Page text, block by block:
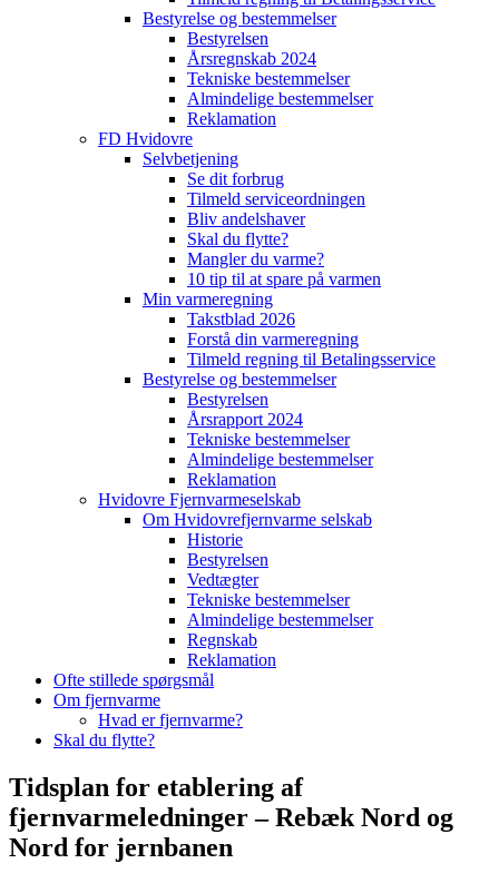
Bestyrelse og bestemmelser
Bestyrelsen
Årsregnskab 2024
Tekniske bestemmelser
Almindelige bestemmelser
Reklamation
FD Hvidovre
Selvbetjening
Se dit forbrug
Tilmeld serviceordningen
Bliv andelshaver
Skal du flytte?
Mangler du varme?
10 tip til at spare på varmen
Min varmeregning
Takstblad 2026
Forstå din varmeregning
Tilmeld regning til Betalingsservice
Bestyrelse og bestemmelser
Bestyrelsen
Årsrapport 2024
Tekniske bestemmelser
Almindelige bestemmelser
Reklamation
Hvidovre Fjernvarmeselskab
Om Hvidovrefjernvarme selskab
Historie
Bestyrelsen
Vedtægter
Tekniske bestemmelser
Almindelige bestemmelser
Regnskab
Reklamation
Ofte stillede spørgsmål
Om fjernvarme
Hvad er fjernvarme?
Skal du flytte?
Tidsplan for etablering af
fjernvarmeledninger – Rebæk Nord og
Nord for jernbanen